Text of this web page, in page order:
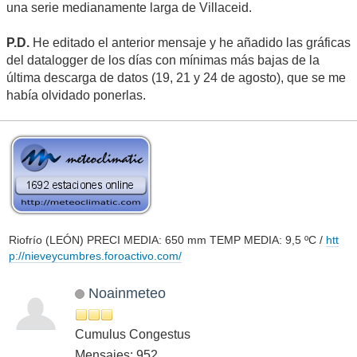
una serie medianamente larga de Villaceid.
P.D. He editado el anterior mensaje y he añadido las gráficas
del datalogger de los días con mínimas más bajas de la
última descarga de datos (19, 21 y 24 de agosto), que se me
había olvidado ponerlas.
Riofrío (LEÓN) PRECI MEDIA: 650 mm TEMP MEDIA: 9,5 ºC / htt
p://nieveycumbres.foroactivo.com/
Noainmeteo
Cumulus Congestus